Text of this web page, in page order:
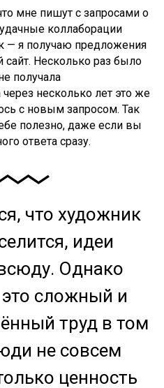
мне пишут с запросами о
коллаборации
— я получаю предложения
сайт. Несколько раз было
получала
несколько лет это же
с новым запросом. Так
полезно, даже если вы
ответа сразу.
что художник
идеи
Однако
сложный и
труд в том
не совсем
ценность